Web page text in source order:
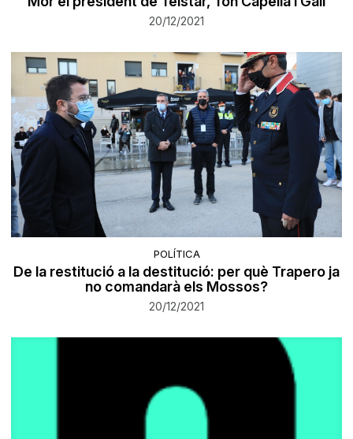
20/12/2021
POLÍTICA
De la restitució a la destitució: per què Trapero ja
no comandarà els Mossos?
20/12/2021